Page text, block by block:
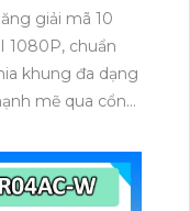
giải mã 10
1080P, chuẩn
khung đa dạng
mẽ qua cổng